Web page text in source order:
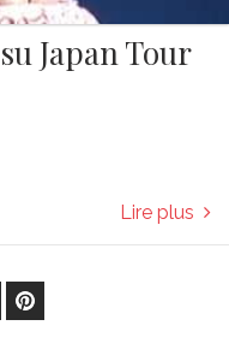
Japan Tour
Lire plus